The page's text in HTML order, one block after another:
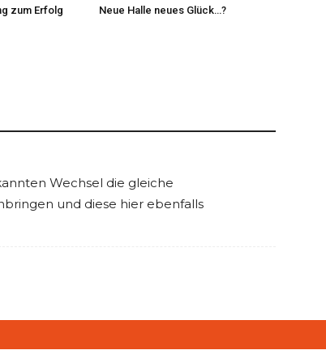
zum Erfolg Neue Halle neues Glück…?
Wechsel die gleiche
und diese hier ebenfalls